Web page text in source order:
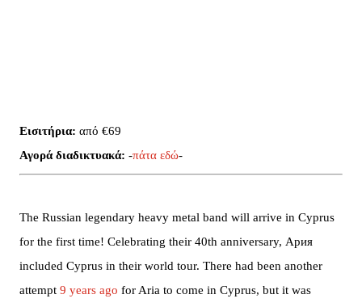
Εισιτήρια: από €69
Αγορά διαδικτυακά: -πάτα εδώ-
The Russian legendary heavy metal band will arrive in Cyprus
for the first time! Celebrating their 40th anniversary, Ария
included Cyprus in their world tour. There had been another
attempt 9 years ago for Aria to come in Cyprus, but it was